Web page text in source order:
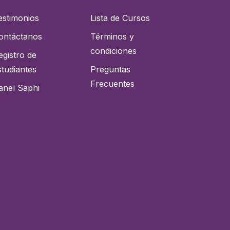
de
Saphi
Lista de Cursos
Términos y
condiciones
Preguntas
Frecuentes